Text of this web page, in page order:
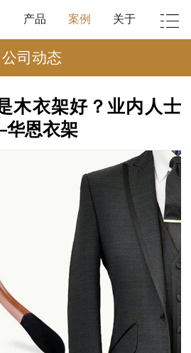
产品 案例 关于
公司动态
木衣架好？业内人士
恩衣架